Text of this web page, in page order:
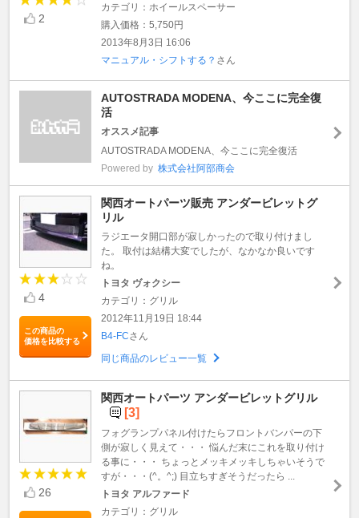
2
カテゴリ：ホイールスペーサー
購入価格：5,750円
2013年8月3日 16:06
マニュアル・シフトする？ さん
AUTOSTRADA MODENA、今ここに完全復
活
オススメ記事
AUTOSTRADA MODENA、今ここに完全復活
Powered by 株式会社阿部商会
4
この商品の
価格を比較する
関西オートパーツ販売 アンダービレットグ
リル
ラジエータ開口部が寂しかったので取り付けまし
た。 取付は結構大変でしたが、なかなか良いです
ね。
トヨタ ヴォクシー
カテゴリ：グリル
2012年11月19日 18:44
B4-FCさん
同じ商品のレビュー一覧
26
関西オートパーツ アンダービレットグリル
[3]
フォグランプパネル付けたらフロントバンパーの下
側が寂しく見えて・・・ 悩んだ末にこれを取り付け
る事に・・・ ちょっとメッキメッキしちゃいそうで
すが・・・(^。^;) 目立ちすぎそうだったら ...
トヨタ アルファード
カテゴリ：グリル